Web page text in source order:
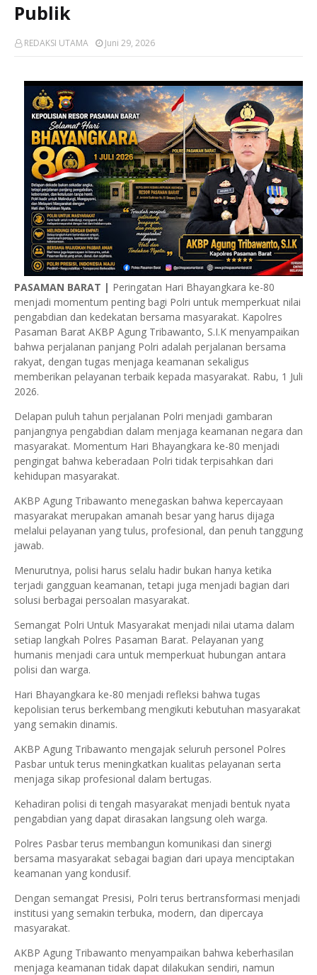
Publik
REDAKSI UTAMA Juni 29, 2026
PASAMAN BARAT | Peringatan Hari Bhayangkara ke-80
menjadi momentum penting bagi Polri untuk memperkuat nilai
pengabdian dan kedekatan bersama masyarakat. Kapolres
Pasaman Barat AKBP Agung Tribawanto, S.I.K menyampaikan
bahwa perjalanan panjang Polri adalah perjalanan bersama
rakyat, dengan tugas menjaga keamanan sekaligus
memberikan pelayanan terbaik kepada masyarakat. Rabu, 1 Juli
2026.
Delapan puluh tahun perjalanan Polri menjadi gambaran
panjangnya pengabdian dalam menjaga keamanan negara dan
masyarakat. Momentum Hari Bhayangkara ke-80 menjadi
pengingat bahwa keberadaan Polri tidak terpisahkan dari
kehidupan masyarakat.
AKBP Agung Tribawanto menegaskan bahwa kepercayaan
masyarakat merupakan amanah besar yang harus dijaga
melalui pelayanan yang tulus, profesional, dan penuh tanggung
jawab.
Menurutnya, polisi harus selalu hadir bukan hanya ketika
terjadi gangguan keamanan, tetapi juga menjadi bagian dari
solusi berbagai persoalan masyarakat.
Semangat Polri Untuk Masyarakat menjadi nilai utama dalam
setiap langkah Polres Pasaman Barat. Pelayanan yang
humanis menjadi cara untuk memperkuat hubungan antara
polisi dan warga.
Hari Bhayangkara ke-80 menjadi refleksi bahwa tugas
kepolisian terus berkembang mengikuti kebutuhan masyarakat
yang semakin dinamis.
AKBP Agung Tribawanto mengajak seluruh personel Polres
Pasbar untuk terus meningkatkan kualitas pelayanan serta
menjaga sikap profesional dalam bertugas.
Kehadiran polisi di tengah masyarakat menjadi bentuk nyata
pengabdian yang dapat dirasakan langsung oleh warga.
Polres Pasbar terus membangun komunikasi dan sinergi
bersama masyarakat sebagai bagian dari upaya menciptakan
keamanan yang kondusif.
Dengan semangat Presisi, Polri terus bertransformasi menjadi
institusi yang semakin terbuka, modern, dan dipercaya
masyarakat.
AKBP Agung Tribawanto menyampaikan bahwa keberhasilan
menjaga keamanan tidak dapat dilakukan sendiri, namun